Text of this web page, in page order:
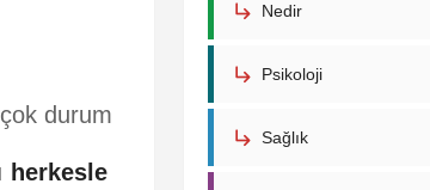
durum
herkesle
Nedir
Psikoloji
Sağlık